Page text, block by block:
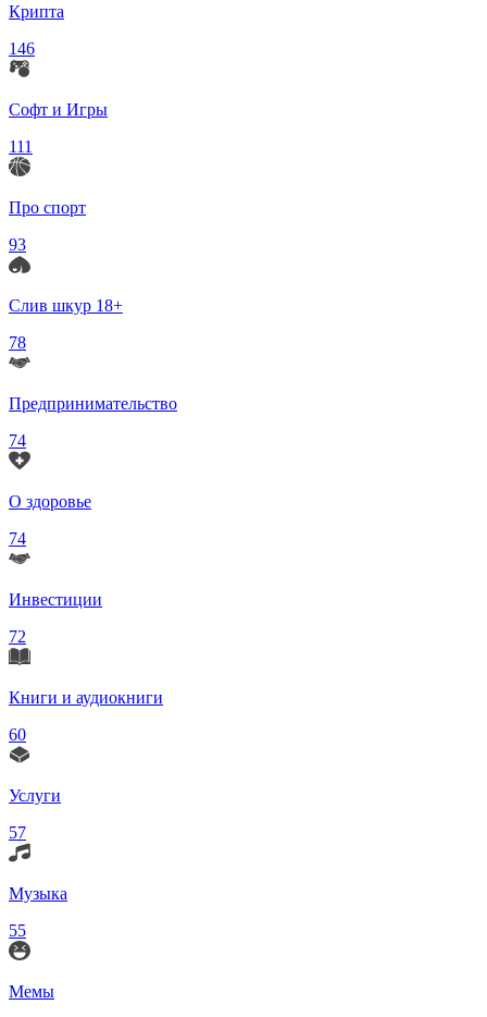
Крипта
146
Софт и Игры
111
Про спорт
93
Слив шкур 18+
78
Предпринимательство
74
О здоровье
74
Инвестиции
72
Книги и аудиокниги
60
Услуги
57
Музыка
55
Мемы